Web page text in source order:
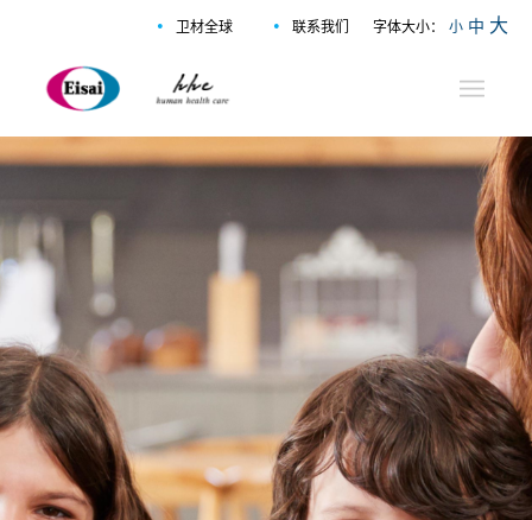
字体大小： 小 中 大
• 卫材全球 • 联系我们